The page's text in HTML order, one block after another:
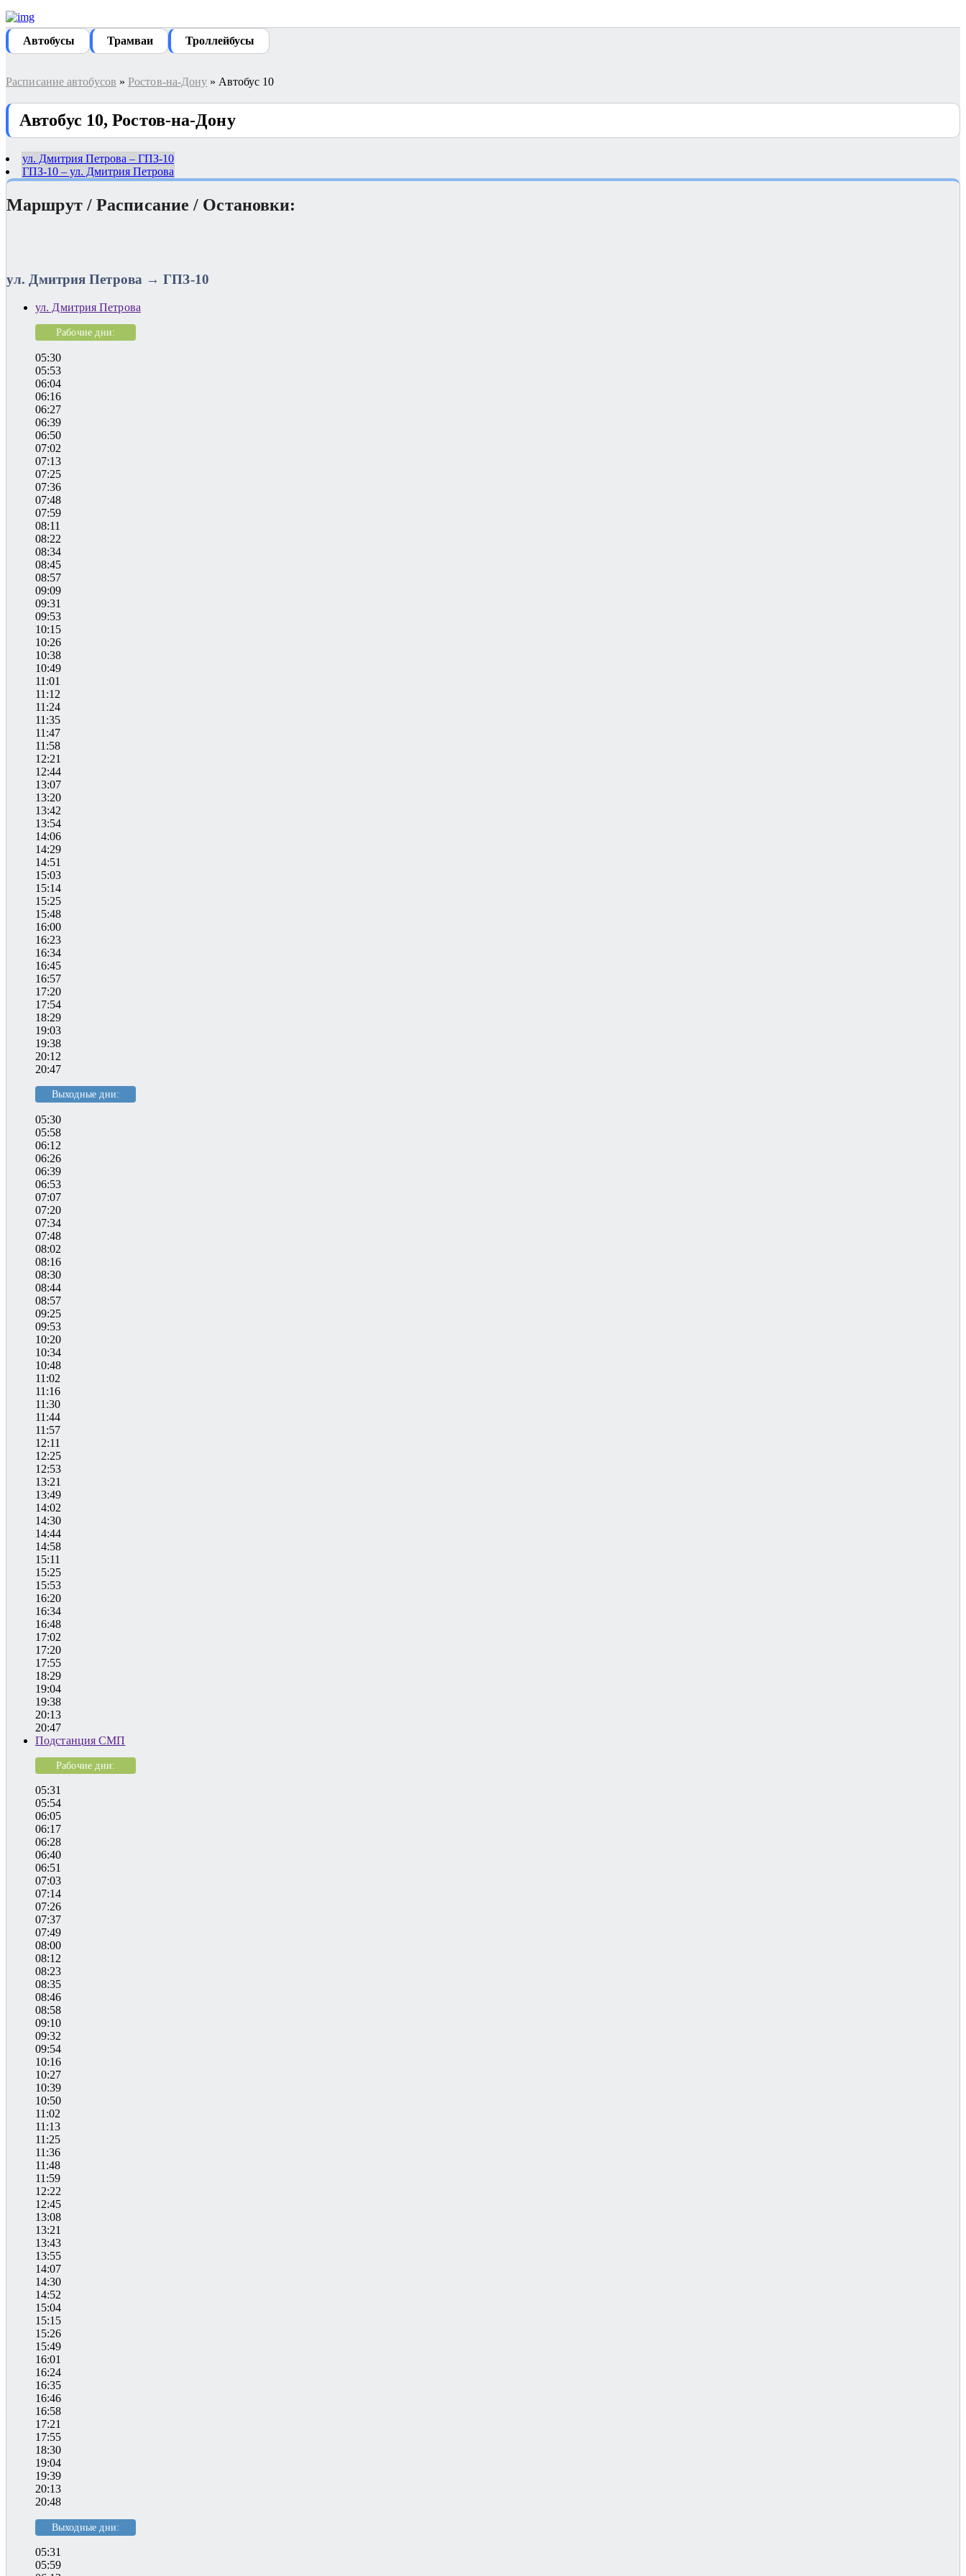
Автобуcы Трамваи Троллейбусы
Расписание автобусов » Ростов-на-Дону » Автобус 10
Автобус 10, Ростов-на-Дону
ул. Дмитрия Петрова – ГПЗ-10
ГПЗ-10 – ул. Дмитрия Петрова
Маршрут / Расписание / Остановки:
ул. Дмитрия Петрова → ГПЗ-10
ул. Дмитрия Петрова
Рабочие дни:
05:30
05:53
06:04
06:16
06:27
06:39
06:50
07:02
07:13
07:25
07:36
07:48
07:59
08:11
08:22
08:34
08:45
08:57
09:09
09:31
09:53
10:15
10:26
10:38
10:49
11:01
11:12
11:24
11:35
11:47
11:58
12:21
12:44
13:07
13:20
13:42
13:54
14:06
14:29
14:51
15:03
15:14
15:25
15:48
16:00
16:23
16:34
16:45
16:57
17:20
17:54
18:29
19:03
19:38
20:12
20:47
Выходные дни:
05:30
05:58
06:12
06:26
06:39
06:53
07:07
07:20
07:34
07:48
08:02
08:16
08:30
08:44
08:57
09:25
09:53
10:20
10:34
10:48
11:02
11:16
11:30
11:44
11:57
12:11
12:25
12:53
13:21
13:49
14:02
14:30
14:44
14:58
15:11
15:25
15:53
16:20
16:34
16:48
17:02
17:20
17:55
18:29
19:04
19:38
20:13
20:47
Подстанция СМП
Рабочие дни:
05:31
05:54
06:05
06:17
06:28
06:40
06:51
07:03
07:14
07:26
07:37
07:49
08:00
08:12
08:23
08:35
08:46
08:58
09:10
09:32
09:54
10:16
10:27
10:39
10:50
11:02
11:13
11:25
11:36
11:48
11:59
12:22
12:45
13:08
13:21
13:43
13:55
14:07
14:30
14:52
15:04
15:15
15:26
15:49
16:01
16:24
16:35
16:46
16:58
17:21
17:55
18:30
19:04
19:39
20:13
20:48
Выходные дни:
05:31
05:59